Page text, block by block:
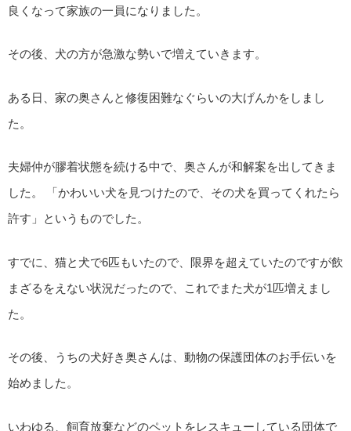
良くなって家族の一員になりました。
その後、犬の方が急激な勢いで増えていきます。
ある日、家の奥さんと修復困難なぐらいの大げんかをしまし
た。
夫婦仲が膠着状態を続ける中で、奥さんが和解案を出してきま
した。 「かわいい犬を見つけたので、その犬を買ってくれたら
許す」というものでした。
すでに、猫と犬で6匹もいたので、限界を超えていたのですが飲
まざるをえない状況だったので、これでまた犬が1匹増えまし
た。
その後、うちの犬好き奥さんは、動物の保護団体のお手伝いを
始めました。
いわゆる、飼育放棄などのペットをレスキューしている団体で